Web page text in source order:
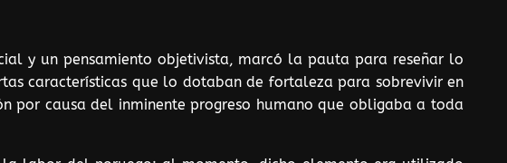
y un pensamiento objetivista, marcó la pauta para reseñar lo
características que lo dotaban de fortaleza para sobrevivir en
por causa del inminente progreso humano que obligaba a toda